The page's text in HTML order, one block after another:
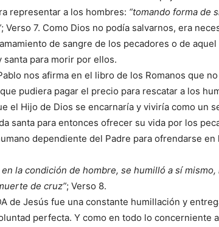
representar a los hombres: “tomando forma de
; Verso 7. Como Dios no podía salvarnos, era
de sangre de los pecadores o de
santa para morir por ellos.
nos afirma en el libro de los Romanos que
pudiera pagar el precio para rescatar a los
el Hijo de Dios se encarnaría y viviría como un
santa para entonces ofrecer su vida por los
dependiente del Padre para ofrendarse
en la condición de hombre, se humilló a sí
de cruz”; Verso 8.
de Jesús fue una constante humillación y
perfecta. Y como en todo lo concerniente